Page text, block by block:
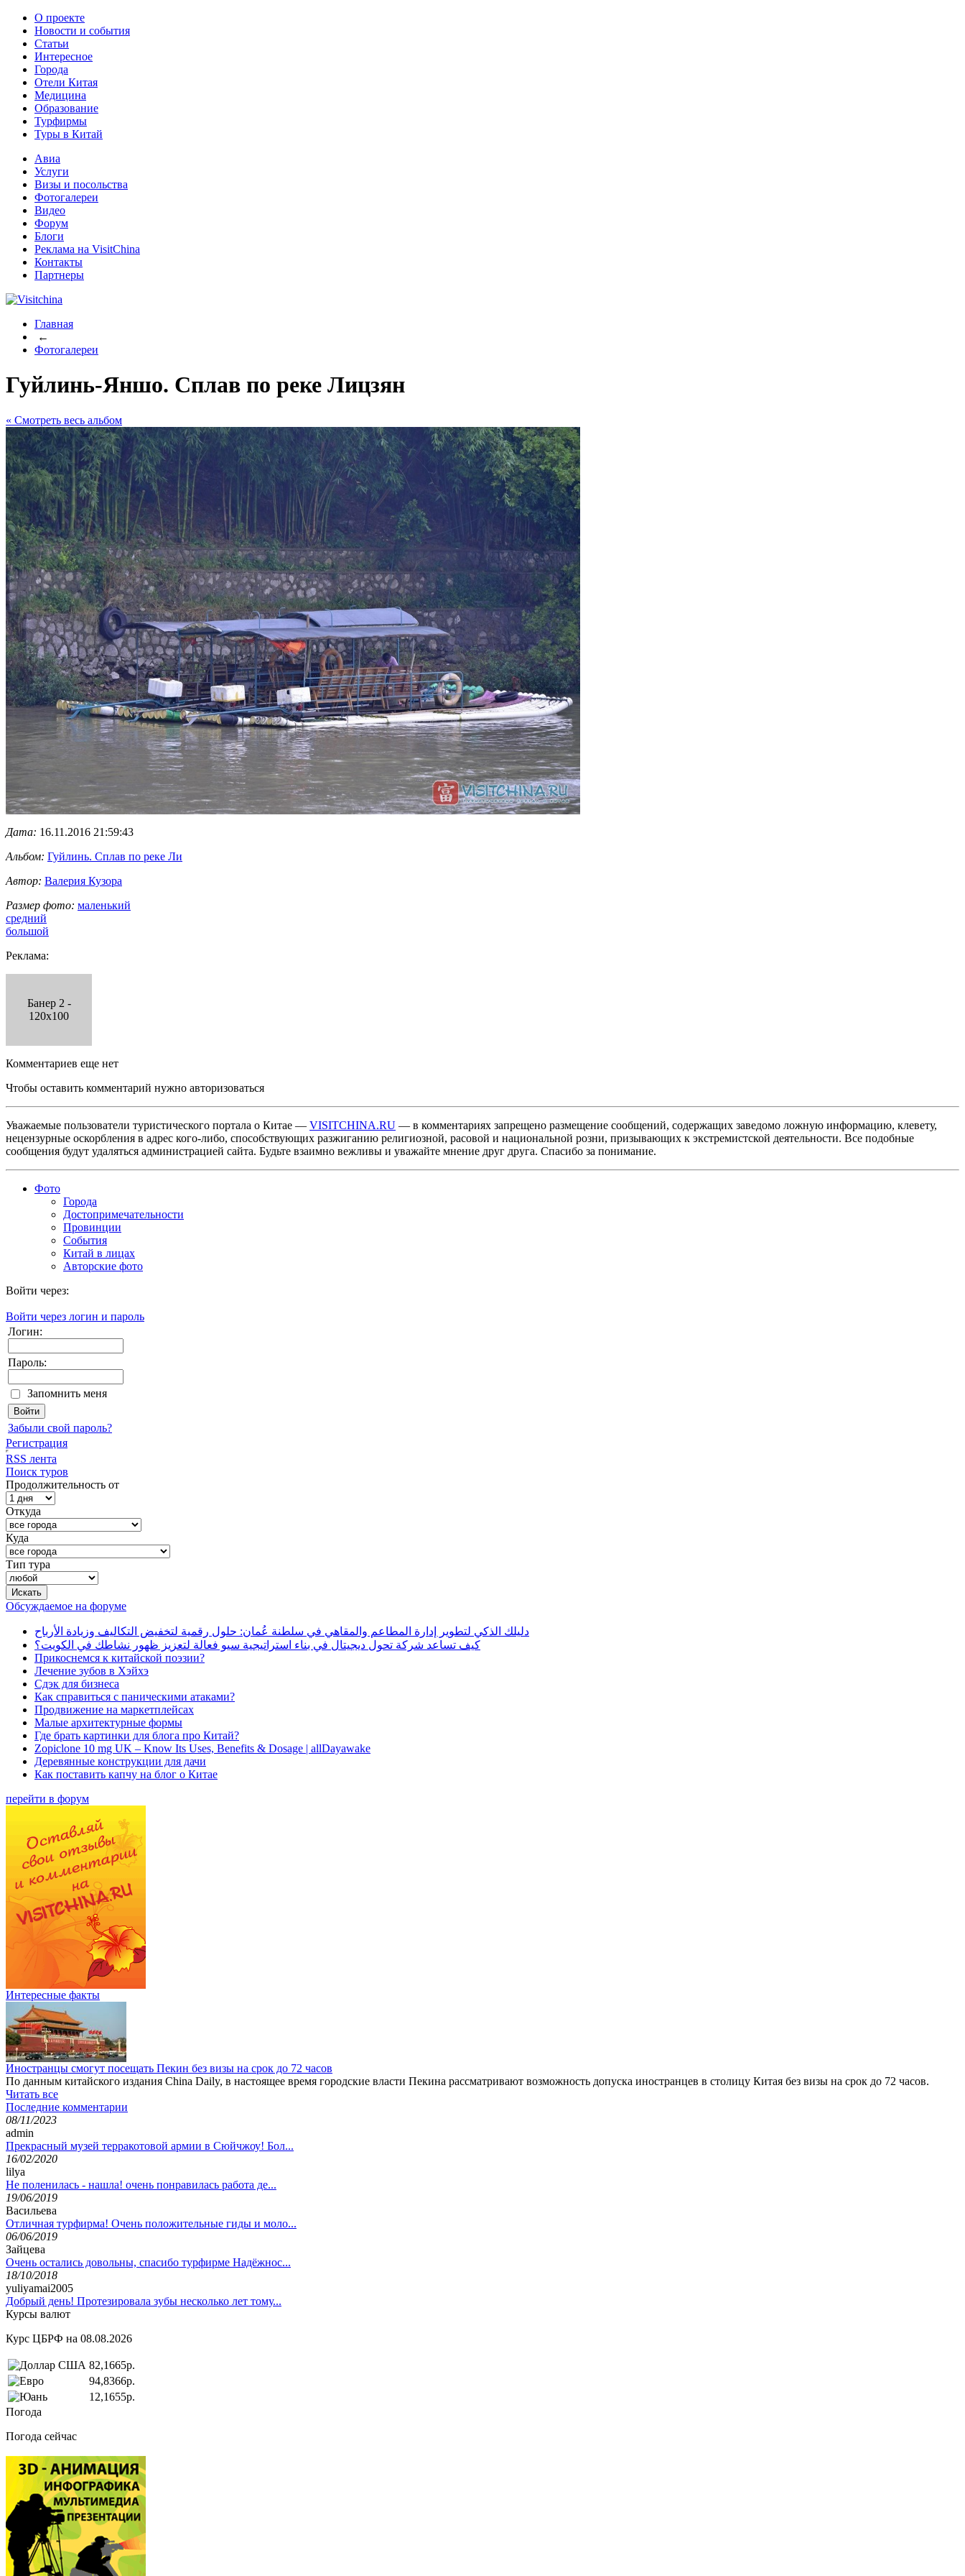
О проекте
Новости и события
Статьи
Интересное
Города
Отели Китая
Медицина
Образование
Турфирмы
Туры в Китай
Авиа
Услуги
Визы и посольства
Фотогалереи
Видео
Форум
Блоги
Реклама на VisitChina
Контакты
Партнеры
Главная
←
Фотогалереи
Гуйлинь-Яншо. Сплав по реке Лицзян
« Cмотреть весь альбом
Дата: 16.11.2016 21:59:43
Альбом: Гуйлинь. Сплав по реке Ли
Автор: Валерия Кузора
Размер фото: маленький
средний
большой
Реклама:
Банер 2 -
120x100
Комментариев еще нет
Чтобы оставить комментарий нужно авторизоваться
Уважаемые пользователи туристического портала о Китае — VISITCHINA.RU — в комментариях запрещено размещение сообщений, содержащих заведомо ложную информацию, клевету,
нецензурные оскорбления в адрес кого-либо, способствующих разжиганию религиозной, расовой и национальной розни, призывающих к экстремистской деятельности. Все подобные
сообщения будут удаляться администрацией сайта. Будьте взаимно вежливы и уважайте мнение друг друга. Спасибо за понимание.
Фото
Города
Достопримечательности
Провинции
События
Китай в лицах
Авторские фото
Войти через:
Войти через логин и пароль
Логин:
Пароль:
Запомнить меня
Забыли свой пароль?
Регистрация
RSS лента
Поиск туров
Продолжительность от
Откуда
Куда
Тип тура
Обсуждаемое на форуме
دليلك الذكي لتطوير إدارة المطاعم والمقاهي في سلطنة عُمان: حلول رقمية لتخفيض التكاليف وزيادة الأرباح
كيف تساعد شركة تحول ديجيتال في بناء استراتيجية سيو فعالة لتعزيز ظهور نشاطك في الكويت؟
Прикоснемся к китайской поэзии?
Лечение зубов в Хэйхэ
Сдэк для бизнеса
Как справиться с паническими атаками?
Продвижение на маркетплейсах
Малые архитектурные формы
Где брать картинки для блога про Китай?
Zopiclone 10 mg UK – Know Its Uses, Benefits & Dosage | allDayawake
Деревянные конструкции для дачи
Как поставить капчу на блог о Китае
перейти в форум
Интересные факты
Иностранцы смогут посещать Пекин без визы на срок до 72 часов
По данным китайского издания China Daily, в настоящее время городские власти Пекина рассматривают возможность допуска иностранцев в столицу Китая без визы на срок до 72 часов.
Читать все
Последние комментарии
08/11/2023
admin
Прекрасный музей терракотовой армии в Сюйчжоу! Бол...
16/02/2020
lilya
Не поленилась - нашла! очень понравилась работа де...
19/06/2019
Васильева
Отличная турфирма! Очень положительные гиды и моло...
06/06/2019
Зайцева
Очень остались довольны, спасибо турфирме Надёжнос...
18/10/2018
yuliyamai2005
Добрый день! Протезировала зубы несколько лет тому...
Курсы валют
Курс ЦБРФ на 08.08.2026
82,1665р.
94,8366р.
12,1655р.
Погода
Погода сейчас